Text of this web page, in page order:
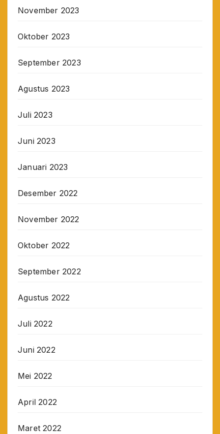
November 2023
Oktober 2023
September 2023
Agustus 2023
Juli 2023
Juni 2023
Januari 2023
Desember 2022
November 2022
Oktober 2022
September 2022
Agustus 2022
Juli 2022
Juni 2022
Mei 2022
April 2022
Maret 2022